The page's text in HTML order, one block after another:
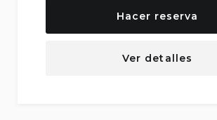
Hacer reserva
Ver detalles